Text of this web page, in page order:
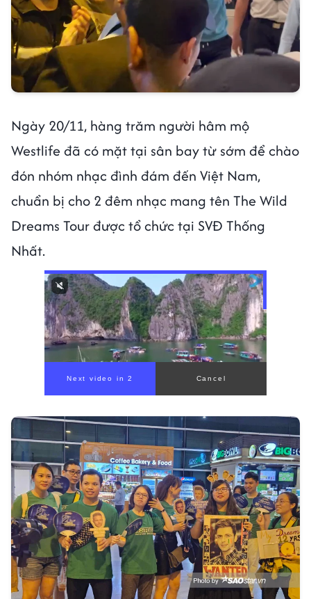
Ngày 20/11, hàng trăm người hâm mộ
Westlife đã có mặt tại sân bay từ sớm để chào
đón nhóm nhạc đình đám đến Việt Nam,
chuẩn bị cho 2 đêm nhạc mang tên The Wild
Dreams Tour được tổ chức tại SVĐ Thống
Nhất.